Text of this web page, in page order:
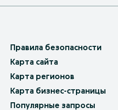
Правила безопасности
Карта сайта
Карта регионов
Карта бизнес-страницы
Популярные запросы